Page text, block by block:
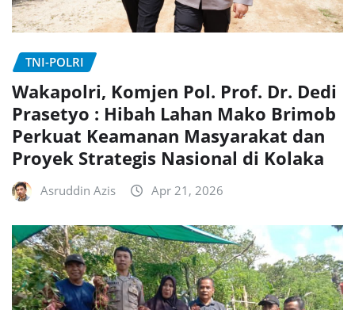
TNI-POLRI
Wakapolri, Komjen Pol. Prof. Dr. Dedi
Prasetyo : Hibah Lahan Mako Brimob
Perkuat Keamanan Masyarakat dan
Proyek Strategis Nasional di Kolaka
Asruddin Azis Apr 21, 2026